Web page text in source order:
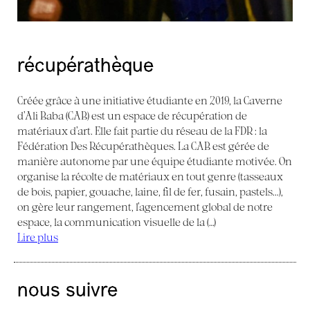
récupérathèque
Créée grâce à une initiative étudiante en 2019, la Caverne
d’Ali Baba (CAB) est un espace de récupération de
matériaux d’art. Elle fait partie du réseau de la FDR : la
Fédération Des Récupérathèques. La CAB est gérée de
manière autonome par une équipe étudiante motivée. On
organise la récolte de matériaux en tout genre (tasseaux
de bois, papier, gouache, laine, fil de fer, fusain, pastels...),
on gère leur rangement, l’agencement global de notre
espace, la communication visuelle de la (…)
Lire plus
nous suivre